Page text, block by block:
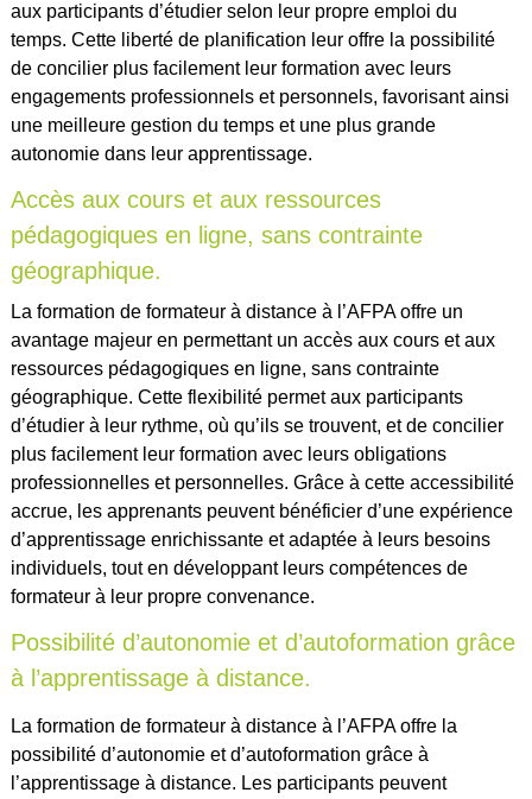
aux participants d’étudier selon leur propre emploi du
temps. Cette liberté de planification leur offre la possibilité
de concilier plus facilement leur formation avec leurs
engagements professionnels et personnels, favorisant ainsi
une meilleure gestion du temps et une plus grande
autonomie dans leur apprentissage.
Accès aux cours et aux ressources
pédagogiques en ligne, sans contrainte
géographique.
La formation de formateur à distance à l’AFPA offre un
avantage majeur en permettant un accès aux cours et aux
ressources pédagogiques en ligne, sans contrainte
géographique. Cette flexibilité permet aux participants
d’étudier à leur rythme, où qu’ils se trouvent, et de concilier
plus facilement leur formation avec leurs obligations
professionnelles et personnelles. Grâce à cette accessibilité
accrue, les apprenants peuvent bénéficier d’une expérience
d’apprentissage enrichissante et adaptée à leurs besoins
individuels, tout en développant leurs compétences de
formateur à leur propre convenance.
Possibilité d’autonomie et d’autoformation grâce
à l’apprentissage à distance.
La formation de formateur à distance à l’AFPA offre la
possibilité d’autonomie et d’autoformation grâce à
l’apprentissage à distance. Les participants peuvent